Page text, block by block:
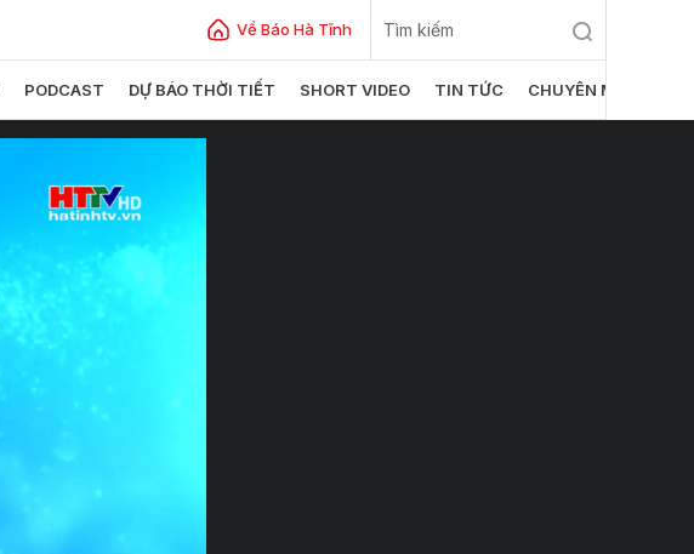
Về Báo Hà Tĩnh
PODCAST DỰ BÁO THỜI TIẾT SHORT VIDEO TIN TỨC CHUYÊN MỤC